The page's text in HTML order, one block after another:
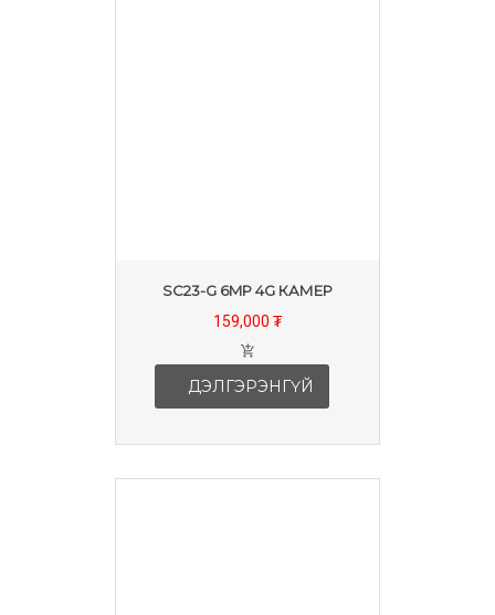
SC23-G 6MP 4G КАМЕР
159,000 ₮
ДЭЛГЭРЭНГҮЙ